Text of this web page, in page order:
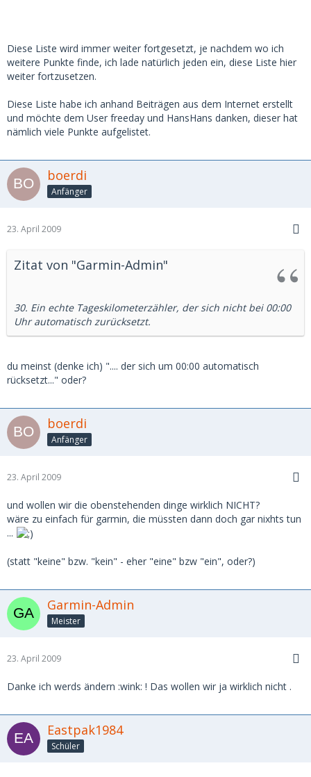
Diese Liste wird immer weiter fortgesetzt, je nachdem wo ich
weitere Punkte finde, ich lade natürlich jeden ein, diese Liste hier
weiter fortzusetzen.
Diese Liste habe ich anhand Beiträgen aus dem Internet erstellt
und möchte dem User freeday und HansHans danken, dieser hat
nämlich viele Punkte aufgelistet.
boerdi
Anfänger
23. April 2009
Zitat von "Garmin-Admin"
30. Ein echte Tageskilometerzähler, der sich nicht bei 00:00
Uhr automatisch zurücksetzt.
du meinst (denke ich) ".... der sich um 00:00 automatisch
rücksetzt..." oder?
boerdi
Anfänger
23. April 2009
und wollen wir die obenstehenden dinge wirklich NICHT?
wäre zu einfach für garmin, die müssten dann doch gar nixhts tun
...
(statt "keine" bzw. "kein" - eher "eine" bzw "ein", oder?)
Garmin-Admin
Meister
23. April 2009
Danke ich werds ändern :wink: ! Das wollen wir ja wirklich nicht .
Eastpak1984
Schüler